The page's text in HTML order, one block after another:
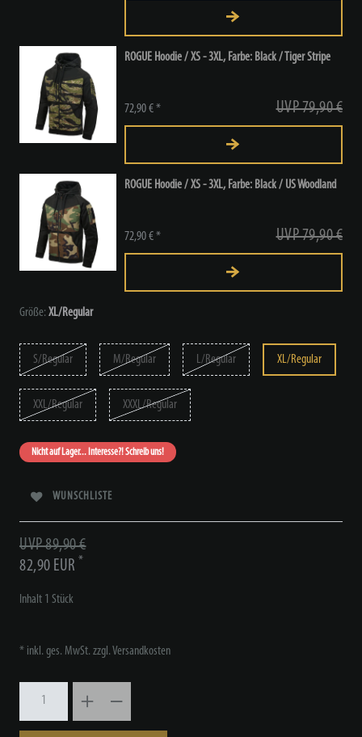
ROGUE Hoodie / XS - 3XL, Farbe: Black / Tiger Stripe
UVP 79,90 €
72,90 € *
ROGUE Hoodie / XS - 3XL, Farbe: Black / US Woodland
UVP 79,90 €
72,90 € *
Größe: XL/Regular
S/Regular M/Regular L/Regular XL/Regular
XXL/Regular XXXL/Regular
Nicht auf Lager... Interesse?! Schreib uns!
WUNSCHLISTE
UVP 89,90 €
82,90 EUR *
Inhalt 1 Stück
* inkl. ges. MwSt. zzgl.Versandkosten